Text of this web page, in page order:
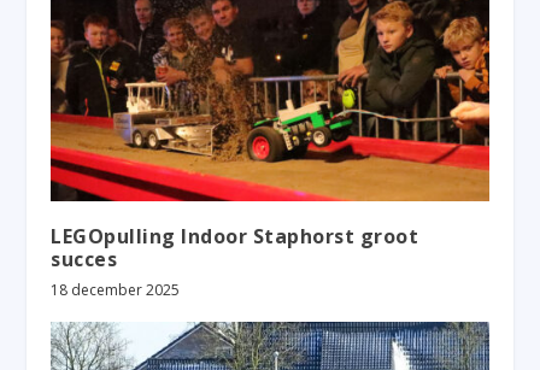
LEGOpulling Indoor Staphorst groot
succes
18 december 2025